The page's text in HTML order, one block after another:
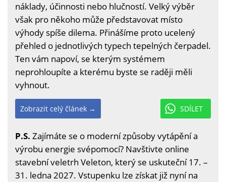
náklady, účinnosti nebo hlučností. Velký výběr
však pro někoho může představovat místo
výhody spíše dilema. Přinášíme proto ucelený
přehled o jednotlivých typech tepelných čerpadel.
Ten vám napoví, se kterým systémem
neprohloupíte a kterému byste se raději měli
vyhnout.
SDÍLET
Zobrazit celý článek →
P.S. Zajímáte se o moderní způsoby vytápění a
výrobu energie svépomocí? Navštivte online
stavební veletrh Veleton, který se uskuteční 17. –
31. ledna 2027. Vstupenku lze získat již nyní na